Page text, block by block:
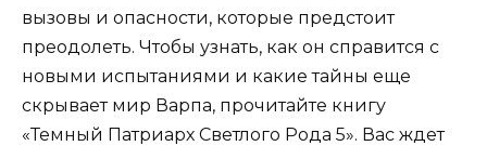
вызовы и опасности, которые предстоит
преодолеть. Чтобы узнать, как он справится с
новыми испытаниями и какие тайны еще
скрывает мир Варпа, прочитайте книгу
«Темный Патриарх Светлого Рода 5». Вас ждет